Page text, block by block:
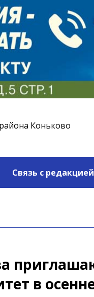
Коньково
Связь с редакцией
в